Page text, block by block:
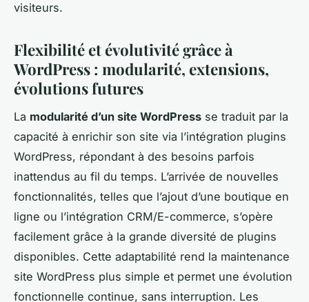
visiteurs.
Flexibilité et évolutivité grâce à
WordPress : modularité, extensions,
évolutions futures
La modularité d’un site WordPress se traduit par la
capacité à enrichir son site via l’intégration plugins
WordPress, répondant à des besoins parfois
inattendus au fil du temps. L’arrivée de nouvelles
fonctionnalités, telles que l’ajout d’une boutique en
ligne ou l’intégration CRM/E-commerce, s’opère
facilement grâce à la grande diversité de plugins
disponibles. Cette adaptabilité rend la maintenance
site WordPress plus simple et permet une évolution
fonctionnelle continue, sans interruption. Les